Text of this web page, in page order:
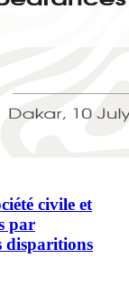
civile et
par
disparitions